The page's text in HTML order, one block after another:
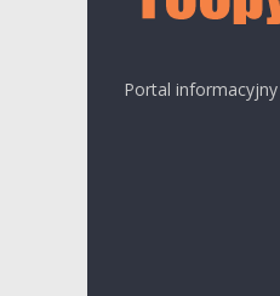
Portal